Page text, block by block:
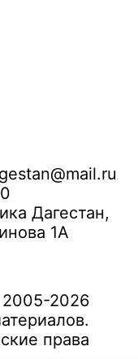
Дагестан,
1А
2026
права